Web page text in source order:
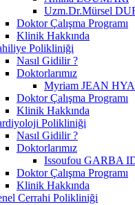
Uzm.Dr.Mürsel
Doktor Çalışma Programı
Klinik Hakkında
Polikliniği
Nasıl Gidilir ?
Doktorlarımız
Myriam JEAN
Doktor Çalışma Programı
Klinik Hakkında
Polikliniği
Nasıl Gidilir ?
Doktorlarımız
Issoufou GARBA
Doktor Çalışma Programı
Klinik Hakkında
Cerrahi Polikliniği